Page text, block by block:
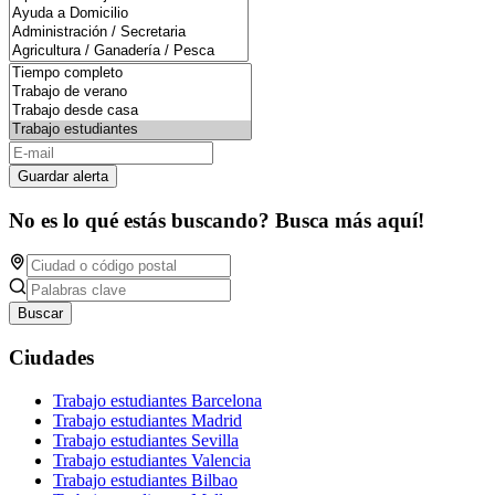
Guardar alerta
No es lo qué estás buscando? Busca más aquí!
Buscar
Ciudades
Trabajo estudiantes Barcelona
Trabajo estudiantes Madrid
Trabajo estudiantes Sevilla
Trabajo estudiantes Valencia
Trabajo estudiantes Bilbao